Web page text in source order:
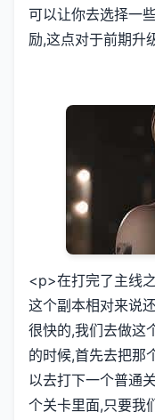
可以让你去选择一
励,这点对于前期升
<p>在打完了主线
这个副本相对来说
很快的,我们去做这
的时候,首先去把那
以去打下一个普通
个关卡里面,只要我